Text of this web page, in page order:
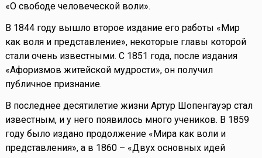
«О свободе человеческой воли».
В 1844 году вышло второе издание его работы «Мир
как воля и представление», некоторые главы которой
стали очень известными. С 1851 года, после издания
«Афоризмов житейской мудрости», он получил
публичное признание.
В последнее десятилетие жизни Артур Шопенгауэр стал
известным, и у него появилось много учеников. В 1859
году было издано продолжение «Мира как воли и
представления», а в 1860 – «Двух основных идей